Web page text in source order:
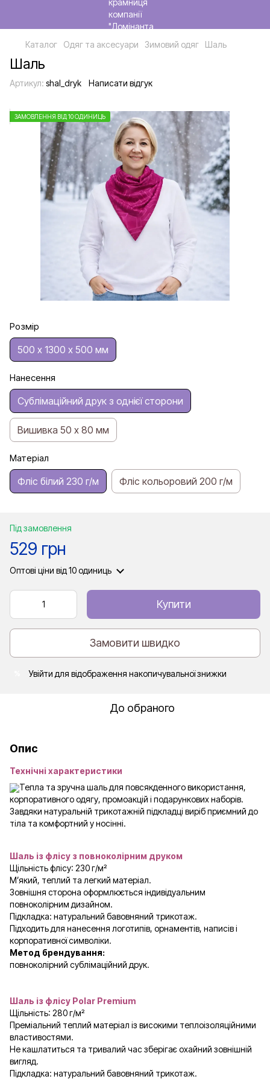
Каталог Одяг та аксесуари Зимовий одяг Шаль
Шаль
Артикул: shal_dryk Написати відгук
ЗАМОВЛЕННЯ ВІД 10 ОДИНИЦЬ
Розмір
500 х 1300 х 500 мм
Нанесення
Сублімаційний друк з однієї сторони
Вишивка 50 х 80 мм
Матеріал
Фліс білий 230 г/м Фліс кольоровий 200 г/м
Під замовлення
529 грн
Оптові ціни від 10 одиниць
Купити
Замовити швидко
Увійти для відображення накопичувальної знижки
До обраного
Опис
Технічні характеристики
Тепла та зручна шаль для повсякденного використання,
корпоративного одягу, промоакцій і подарункових наборів.
Завдяки натуральній трикотажній підкладці виріб приємний до
тіла та комфортний у носінні.
Шаль із флісу з повноколірним друком
Щільність флісу: 230 г/м²
М’який, теплий та легкий матеріал.
Зовнішня сторона оформлюється індивідуальним
повноколірним дизайном.
Підкладка: натуральний бавовняний трикотаж.
Підходить для нанесення логотипів, орнаментів, написів і
корпоративної символіки.
Метод брендування:
повноколірний сублімаційний друк.
Шаль із флісу Polar Premium
Щільність: 280 г/м²
Преміальний теплий матеріал із високими теплоізоляційними
властивостями.
Не кашлатиться та тривалий час зберігає охайний зовнішній
вигляд.
Підкладка: натуральний бавовняний трикотаж.